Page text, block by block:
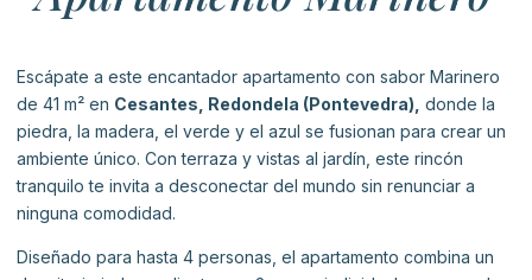
Escápate a este encantador apartamento con sabor Marinero
de 41 m² en Cesantes, Redondela (Pontevedra), donde la
piedra, la madera, el verde y el azul se fusionan para crear un
ambiente único. Con terraza y vistas al jardín, este rincón
tranquilo te invita a desconectar del mundo sin renunciar a
ninguna comodidad.
Diseñado para hasta 4 personas, el apartamento combina un